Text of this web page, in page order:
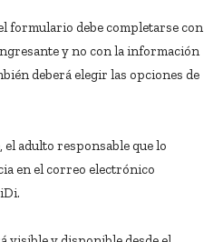
formulario debe completarse con
y no con la información
deberá elegir las opciones de
adulto responsable que lo
en el correo electrónico